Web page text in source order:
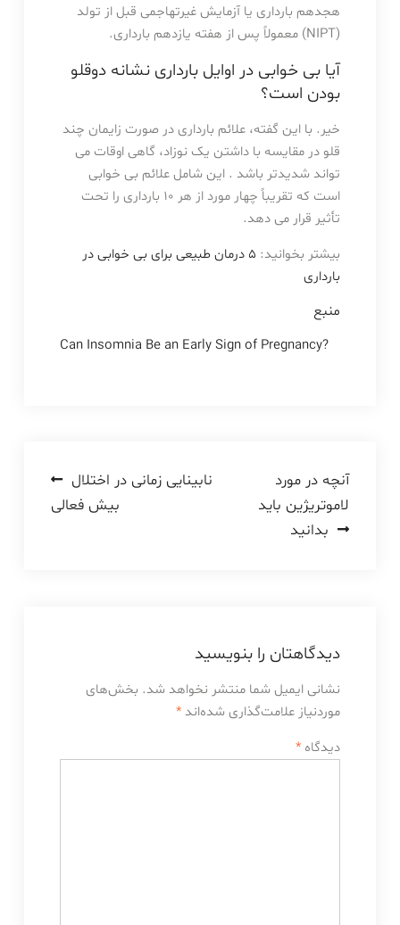
هجدهم بارداری یا آزمایش غیرتهاجمی قبل از تولد
(NIPT) معمولاً پس از هفته یازدهم بارداری.
آیا بی خوابی در اوایل بارداری نشانه دوقلو
بودن است؟
خیر. با این گفته، علائم بارداری در صورت زایمان چند
قلو در مقایسه با داشتن یک نوزاد، گاهی اوقات می
تواند شدیدتر باشد . این شامل علائم بی خوابی
است که تقریباً چهار مورد از هر ۱۰ بارداری را تحت
تأثیر قرار می دهد.
بیشتر بخوانید:
۵ درمان طبیعی برای بی خوابی در
بارداری
منبع
Can Insomnia Be an Early Sign of Pregnancy?
راهبری
نوشته
نابینایی زمانی در اختلال
بیش فعالی
آنچه در مورد
لاموتریژین باید
بدانید
دیدگاهتان را بنویسید
نشانی ایمیل شما منتشر نخواهد شد. بخش‌های
موردنیاز علامت‌گذاری شده‌اند *
دیدگاه *